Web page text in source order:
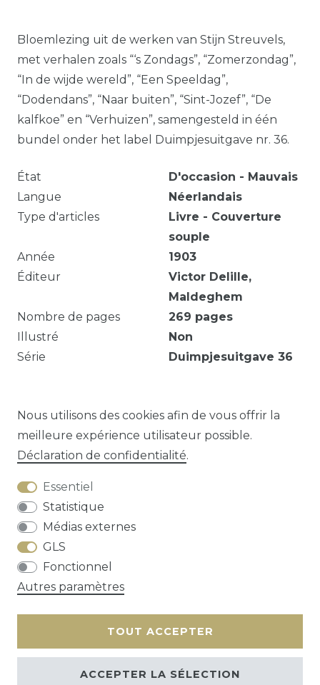
Bloemlezing uit de werken van Stijn Streuvels,
met verhalen zoals “‘s Zondags”, “Zomerzondag”,
“In de wijde wereld”, “Een Speeldag”,
“Dodendans”, “Naar buiten”, “Sint-Jozef”, “De
kalfkoe” en “Verhuizen”, samengesteld in één
bundel onder het label Duimpjesuitgave nr. 36.
État
D'occasion - Mauvais
Langue
Néerlandais
Type d'articles
Livre - Couverture
souple
Année
1903
Éditeur
Victor Delille,
Maldeghem
Nombre de pages
269 pages
Illustré
Non
Série
Duimpjesuitgave 36
beschadigd
Question sur cet article?
Droit de rétractation
confidentialité
Nous utilisons des cookies afin de vous offrir la
meilleure expérience utilisateur possible.
Déclaration de confidentialité.
Essentiel
Statistique
Médias externes
GLS
Fonctionnel
Autres paramètres
TOUT ACCEPTER
ACCEPTER LA SÉLECTION